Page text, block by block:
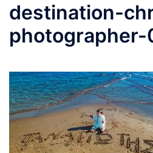
destination-
photographer-